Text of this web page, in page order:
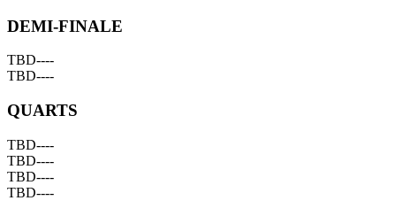
DEMI-FINALE
TBD----
TBD----
QUARTS
TBD----
TBD----
TBD----
TBD----